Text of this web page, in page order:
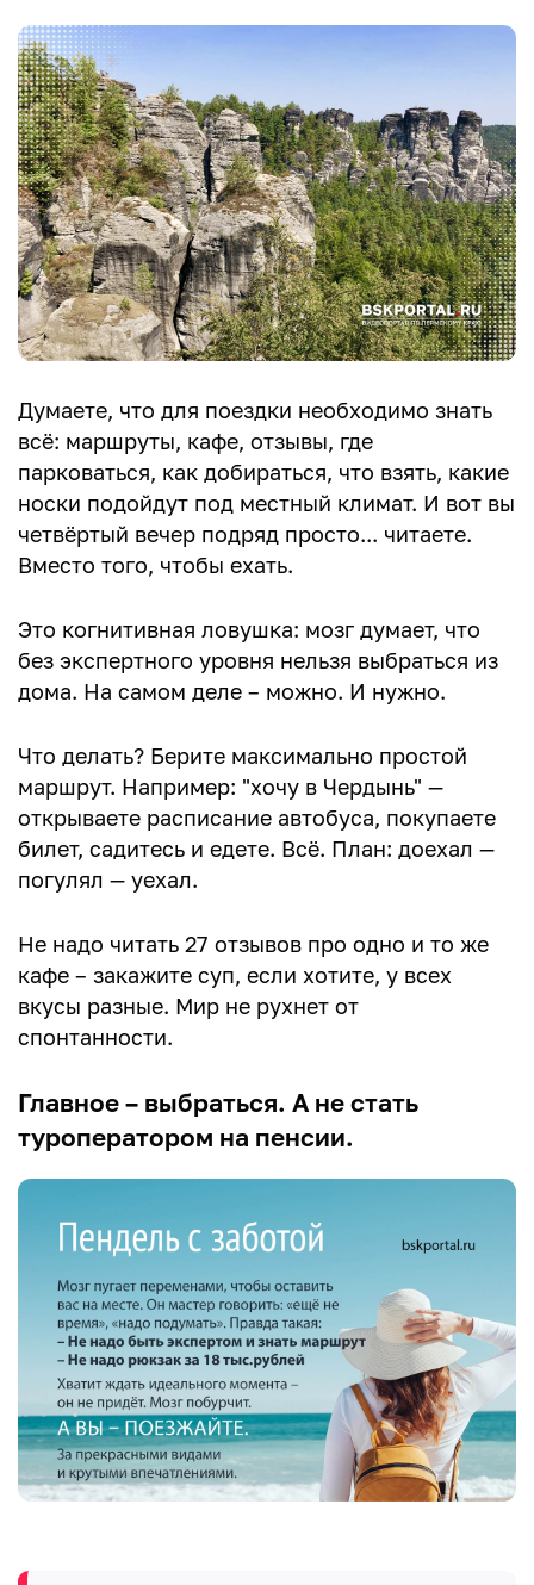
Думаете, что для поездки необходимо знать
всё: маршруты, кафе, отзывы, где
парковаться, как добираться, что взять, какие
носки подойдут под местный климат. И вот вы
четвёртый вечер подряд просто... читаете.
Вместо того, чтобы ехать.
Это когнитивная ловушка: мозг думает, что
без экспертного уровня нельзя выбраться из
дома. На самом деле – можно. И нужно.
Что делать? Берите максимально простой
маршрут. Например: "хочу в Чердынь" —
открываете расписание автобуса, покупаете
билет, садитесь и едете. Всё. План: доехал —
погулял — уехал.
Не надо читать 27 отзывов про одно и то же
кафе – закажите суп, если хотите, у всех
вкусы разные. Мир не рухнет от
спонтанности.
Главное – выбраться. А не стать
туроператором на пенсии.